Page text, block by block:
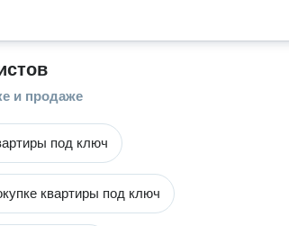
и продаже
под ключ
квартиры под ключ